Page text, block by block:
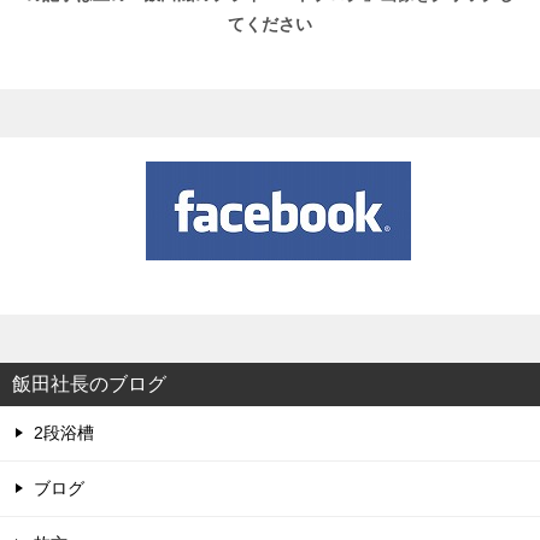
てください
飯田社長のブログ
2段浴槽
ブログ